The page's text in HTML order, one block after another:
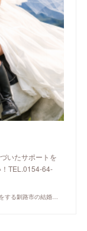
いたサポートを
TEL.0154-64-
ショパン・マリアージュ（恋愛心理学に基づいたサポートをする釧路市の結婚相談所）/ 全国結婚相談事業者連盟正規加盟店 / cherry-piano.com